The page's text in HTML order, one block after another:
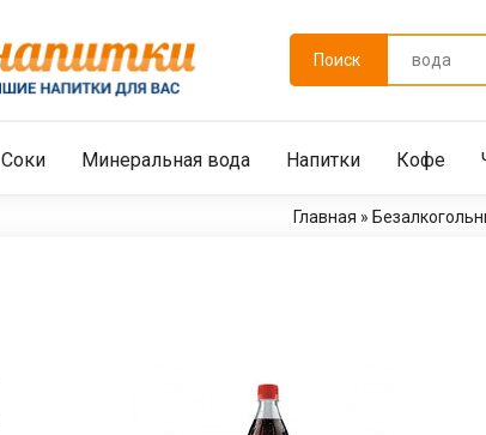
Поиск
Соки Минеральная вода Напитки Кофе
Главная »